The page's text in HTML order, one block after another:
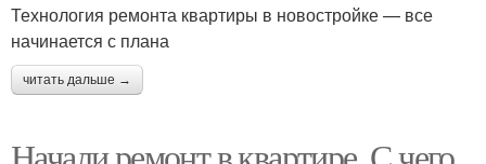
Технология ремонта квартиры в новостройке — все
начинается с плана
читать дальше →